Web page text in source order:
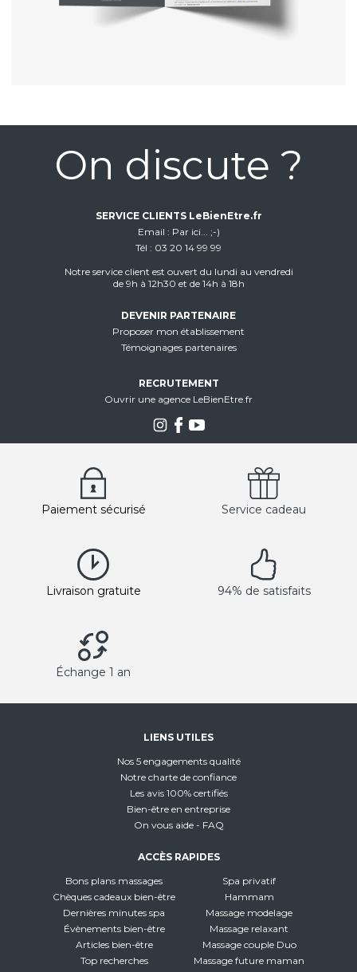
On discute ?
SERVICE CLIENTS LeBienEtre.fr
Email
Par ici... ;-)
Tél
03 20 14 99 99
Notre service client est ouvert du lundi au vendredi
de 9h à 12h30 et de 14h à 18h
DEVENIR PARTENAIRE
Proposer mon établissement
Témoignages partenaires
RECRUTEMENT
Ouvrir une agence LeBienEtre.fr
Paiement sécurisé Service cadeau
Livraison gratuite 94% de satisfaits
Échange 1 an
LIENS UTILES
Nos 5 engagements qualité
Notre charte de confiance
Les avis 100% certifiés
Bien-être en entreprise
On vous aide - FAQ
ACCÈS RAPIDES
Bons plans massages
Chèques cadeaux bien-être
Dernières minutes spa
Évènements bien-être
Articles bien-être
Top recherches
Spa privatif
Hammam
Massage modelage
Massage relaxant
Massage couple Duo
Massage future maman